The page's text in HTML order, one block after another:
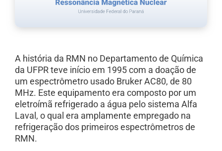
A história da RMN no Departamento de Química
da UFPR teve início em 1995 com a doação de
um espectrômetro usado Bruker AC80, de 80
MHz. Este equipamento era composto por um
eletroímã refrigerado a água pelo sistema Alfa
Laval, o qual era amplamente empregado na
refrigeração dos primeiros espectrômetros de
RMN.